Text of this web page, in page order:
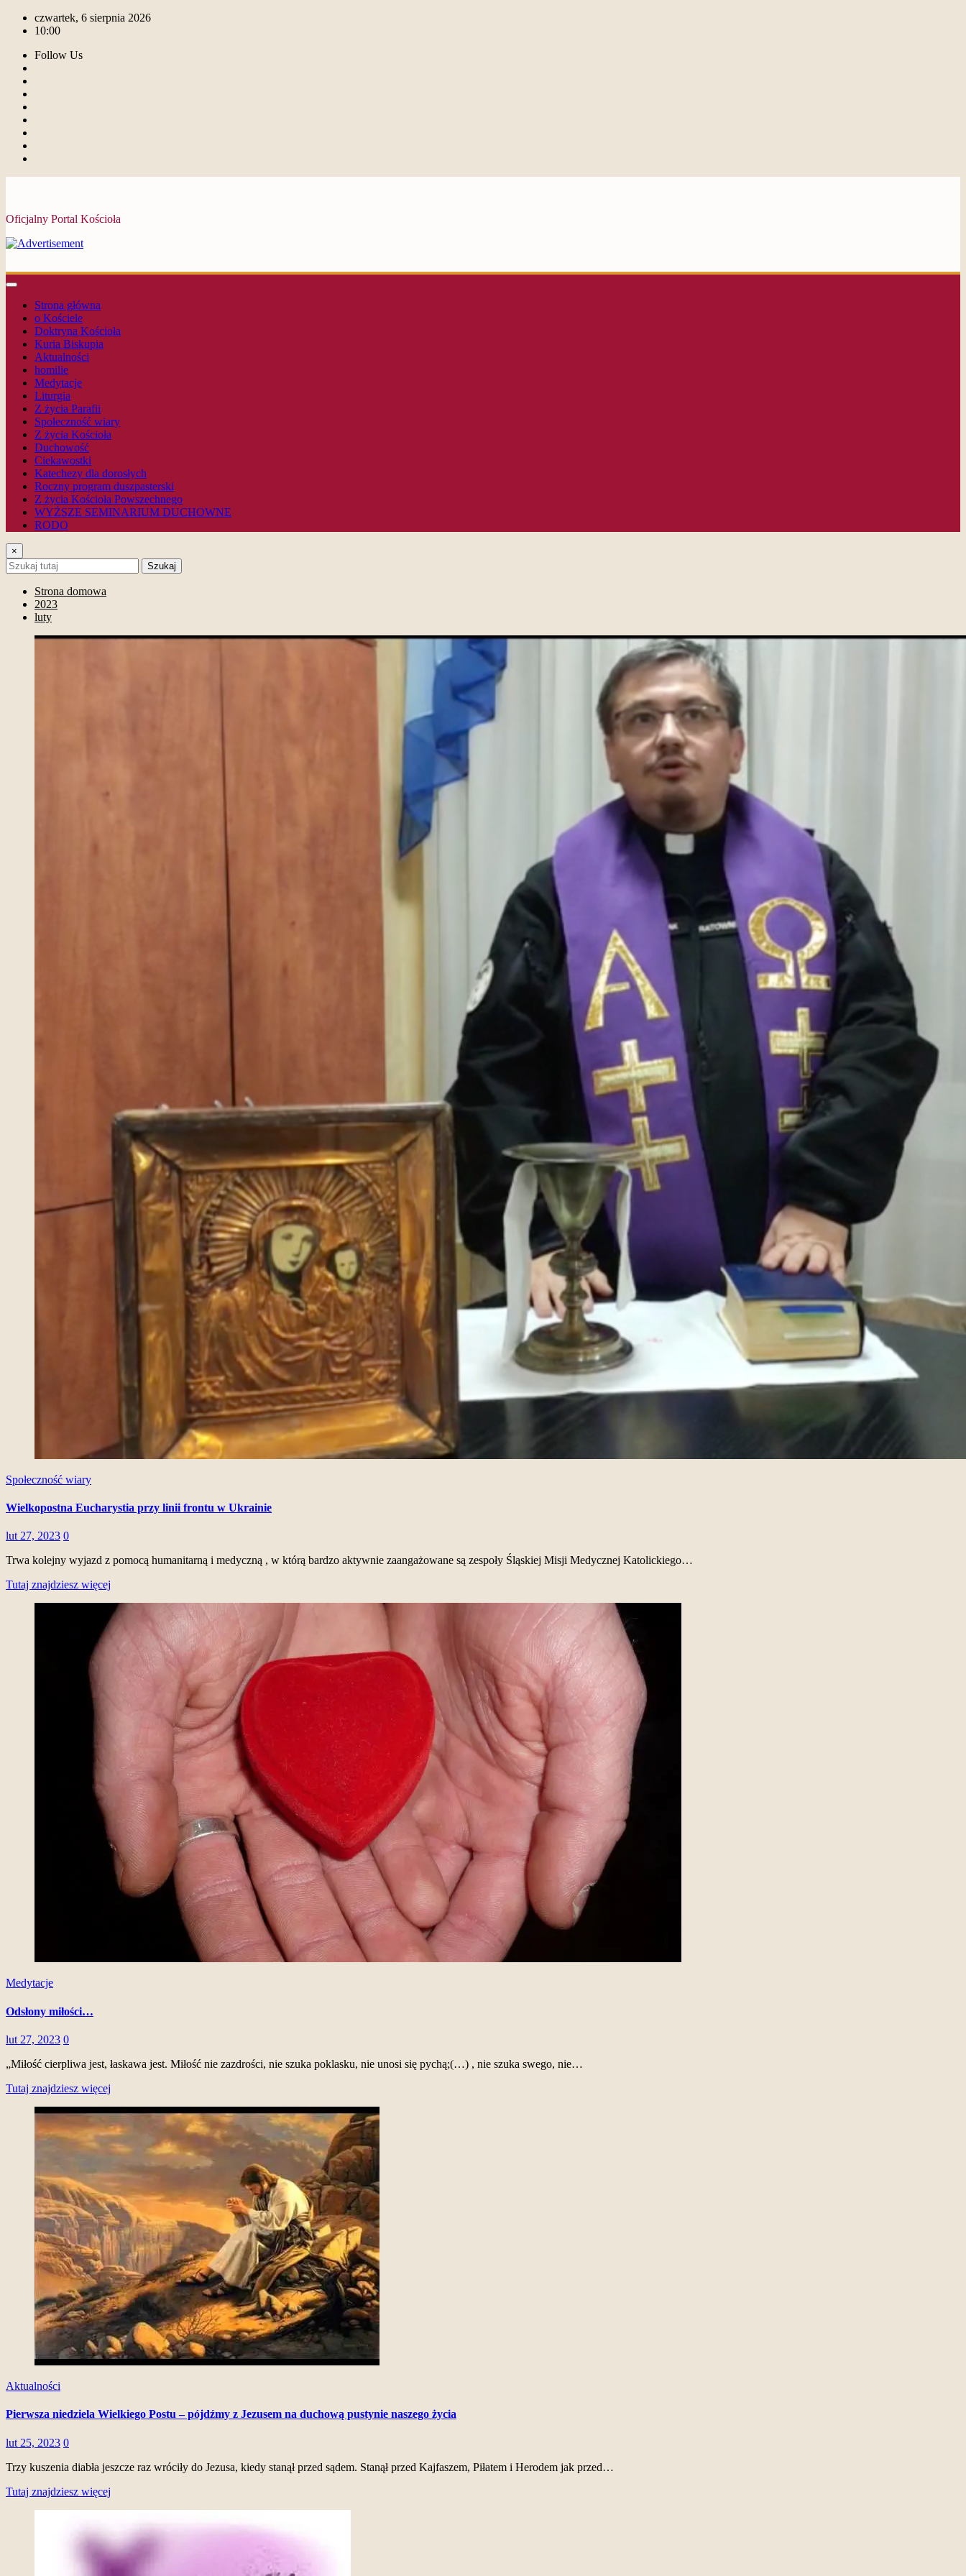
czwartek, 6 sierpnia 2026
10:00
Follow Us
Oficjalny Portal Kościoła
Strona główna
o Kościele
Doktryna Kościoła
Kuria Biskupia
Aktualności
homilie
Medytacje
Liturgia
Z życia Parafii
Społeczność wiary
Z życia Kościoła
Duchowość
Ciekawostki
Katechezy dla dorosłych
Roczny program duszpasterski
Z życia Kościoła Powszechnego
WYŻSZE SEMINARIUM DUCHOWNE
RODO
×
Szukaj
Strona domowa
2023
luty
Społeczność wiary
Wielkopostna Eucharystia przy linii frontu w Ukrainie
lut 27, 2023 0
Trwa kolejny wyjazd z pomocą humanitarną i medyczną , w którą bardzo aktywnie zaangażowane są zespoły Śląskiej Misji Medycznej Katolickiego…
Tutaj znajdziesz więcej
Medytacje
Odsłony miłości…
lut 27, 2023 0
„Miłość cierpliwa jest, łaskawa jest. Miłość nie zazdrości, nie szuka poklasku, nie unosi się pychą;(…) , nie szuka swego, nie…
Tutaj znajdziesz więcej
Aktualności
Pierwsza niedziela Wielkiego Postu – pójdźmy z Jezusem na duchową pustynie naszego życia
lut 25, 2023 0
Trzy kuszenia diabła jeszcze raz wróciły do Jezusa, kiedy stanął przed sądem. Stanął przed Kajfaszem, Piłatem i Herodem jak przed…
Tutaj znajdziesz więcej